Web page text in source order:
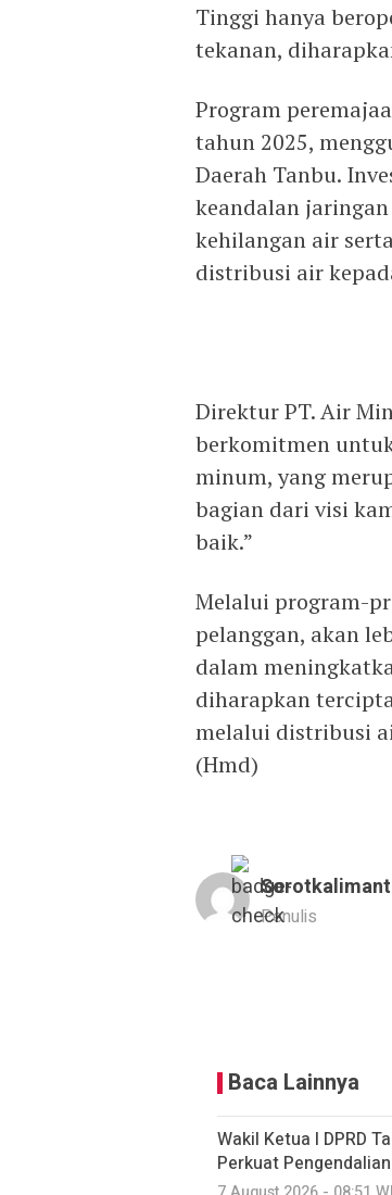
Tinggi hanya
tekanan,
Program
tahun 2025,
Daerah Tanbu.
keandalan
kehilangan air
distribusi air
Direktur PT. Air
berkomitmen
minum, yang
bagian dari visi
baik.”
Melalui program-
pelanggan, akan
dalam
diharapkan
melalui distribusi
(Hmd)
Penulis
Baca Lainnya
Wakil Ketua I DPRD
Perkuat